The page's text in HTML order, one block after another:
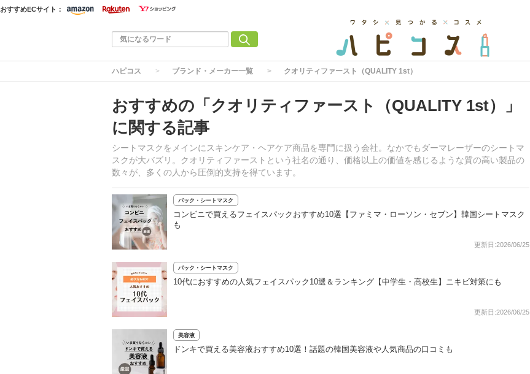
おすすめECサイト：
ハピコス ブランド・メーカー一覧 クオリティファースト（QUALITY 1st）
おすすめの「クオリティファースト（QUALITY 1st）」
に関する記事
シートマスクをメインにスキンケア・ヘアケア商品を専門に扱う会社。なかでもダーマレーザーのシートマ
スクが大バズリ。クオリティファーストという社名の通り、価格以上の価値を感じるような質の高い製品の
数々が、多くの人から圧倒的支持を得ています。
パック・シートマスク
コンビニで買えるフェイスパックおすすめ10選【ファミマ・ローソン・セブン】韓国シートマスク
も
更新日:2026/06/25
パック・シートマスク
10代におすすめの人気フェイスパック10選＆ランキング【中学生・高校生】ニキビ対策にも
更新日:2026/06/25
美容液
ドンキで買える美容液おすすめ10選！話題の韓国美容液や人気商品の口コミも